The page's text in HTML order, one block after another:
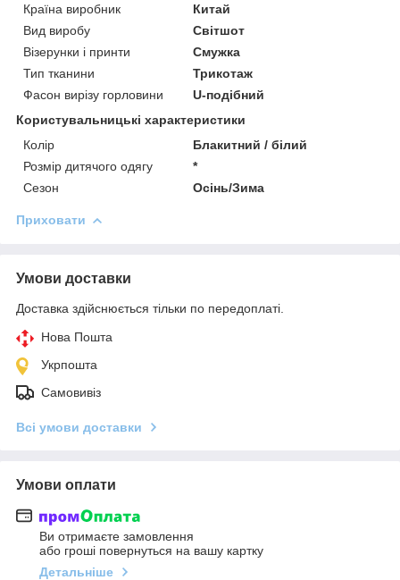
Країна виробник
Китай
Вид виробу
Світшот
Візерунки і принти
Смужка
Тип тканини
Трикотаж
Фасон вирізу горловини
U-подібний
Користувальницькі характеристики
Колір
Блакитний / білий
Розмір дитячого одягу
*
Сезон
Осінь/Зима
Приховати
Умови доставки
Доставка здійснюється тільки по передоплаті.
Нова Пошта
Укрпошта
Самовивіз
Всі умови доставки
Умови оплати
Ви отримаєте замовлення
або гроші повернуться на вашу картку
Детальніше